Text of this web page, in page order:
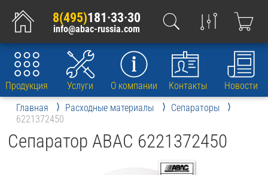
8(495)181·33·30
info@abac-russia.com
Продукция Услуги О компании Контакты
Новости
Главная
Расходные материалы
Сепараторы
6221372450
Сепаратор ABAC 6221372450